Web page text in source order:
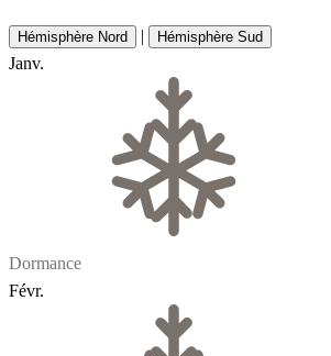
Hémisphère Nord | Hémisphère Sud
Janv.
Dormance
Févr.